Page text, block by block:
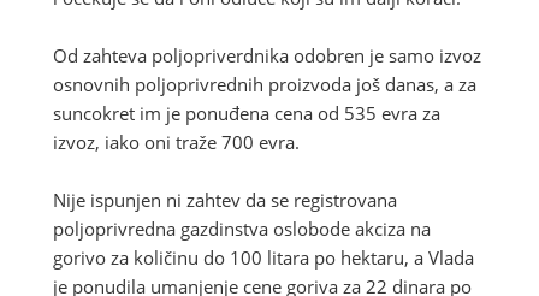
Od zahteva poljopriverdnika odobren je samo izvoz
osnovnih poljoprivrednih proizvoda još danas, a za
suncokret im je ponuđena cena od 535 evra za
izvoz, iako oni traže 700 evra.
Nije ispunjen ni zahtev da se registrovana
poljoprivredna gazdinstva oslobode akciza na
gorivo za količinu do 100 litara po hektaru, a Vlada
je ponudila umanjenje cene goriva za 22 dinara po